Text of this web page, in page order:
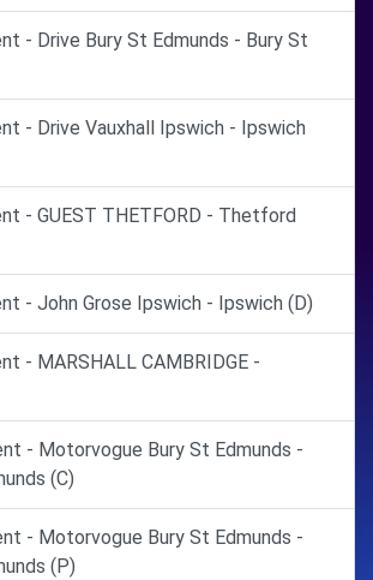
- Drive Bury St Edmunds - Bury St
- Drive Vauxhall Ipswich - Ipswich
- GUEST THETFORD - Thetford
- John Grose Ipswich - Ipswich (D)
- MARSHALL CAMBRIDGE -
- Motorvogue Bury St Edmunds -
(C)
- Motorvogue Bury St Edmunds -
(P)